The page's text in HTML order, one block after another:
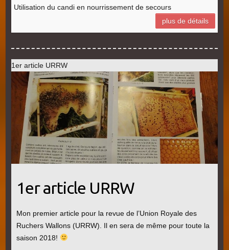
Utilisation du candi en nourrissement de secours
plus de détails
1er article URRW
1er article URRW
Mon premier article pour la revue de l’Union Royale des
Ruchers Wallons (URRW). Il en sera de même pour toute la
saison 2018!